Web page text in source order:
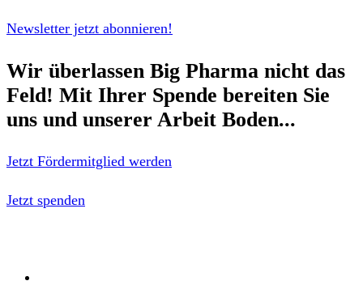
Newsletter jetzt abonnieren!
Wir überlassen Big Pharma nicht das
Feld! Mit Ihrer Spende bereiten Sie
uns und unserer Arbeit Boden...
Jetzt Fördermitglied werden
Jetzt spenden